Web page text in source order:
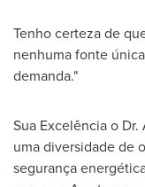
Tenho certeza de
nenhuma fonte
demanda."
Sua Excelência o Dr.
uma diversidade de
segurança